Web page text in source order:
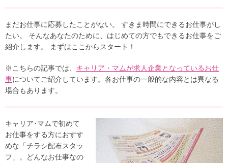
まだお仕事に応募したことがない。 すきま時間にできるお仕事がし
たい。 そんなあなたのために、はじめての方でもできるお仕事をご
紹介します。 まずはここからスタート！
※こちらの記事では、 キャリア・マムが求人企業となっているお仕
事についてご紹介しています。各お仕事の一般的な内容とは異なる
場合もあります。
キャリア･マムで初めて
お仕事をする方におすす
めな「チラシ配布スタッ
フ」。どんなお仕事なの